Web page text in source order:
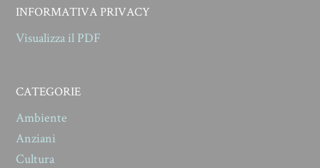
INFORMATIVA PRIVACY
Visualizza il PDF
CATEGORIE
Ambiente
Anziani
Cultura